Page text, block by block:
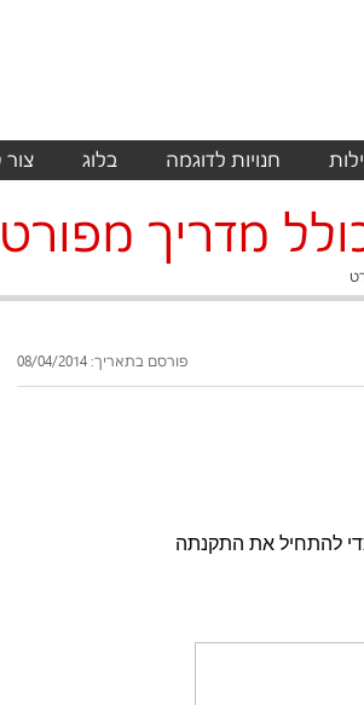
חנויות לדוגמה בלוג
מדריך מפורט
פורסם בתאריך: 08/04/2014
להתחיל את התקנתה